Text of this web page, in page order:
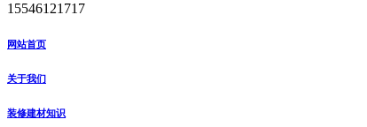
15546121717
网站首页
关于我们
装修建材知识